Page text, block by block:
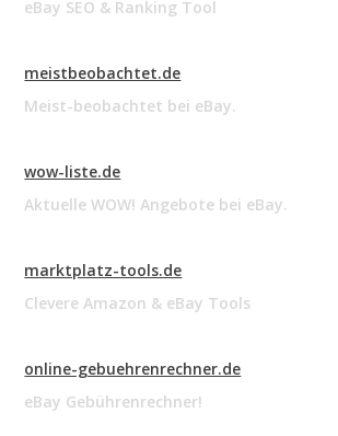
eBay SEO & Ranking Tool
meistbeobachtet.de
Meist-beobachtet bei eBay.
wow-liste.de
Aktuelle WOW! Angebote bei eBay.
marktplatz-tools.de
Clevere Amazon & eBay Tools
online-gebuehrenrechner.de
eBay Gebührenrechner!